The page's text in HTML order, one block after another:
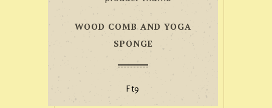
WOOD COMB AND YOGA
SPONGE
Ft9